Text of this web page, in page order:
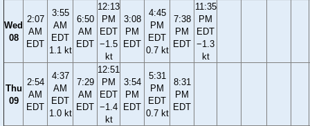
Wed
08
2:07
AM
EDT
3:55
AM
EDT
1.1 kt
6:50
AM
EDT
12:13
PM
EDT
−1.5
kt
3:08
PM
EDT
4:45
PM
EDT
0.7 kt
7:38
PM
EDT
11:35
PM
EDT
−1.3
kt
Thu
09
2:54
AM
EDT
4:37
AM
EDT
1.0 kt
7:29
AM
EDT
12:51
PM
EDT
−1.4
kt
3:54
PM
EDT
5:31
PM
EDT
0.7 kt
8:31
PM
EDT